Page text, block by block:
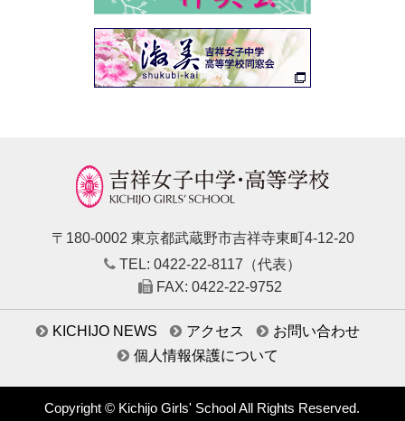
〒180-0002 東京都武蔵野市吉祥寺東町4-12-20
TEL: 0422-22-8117（代表）
FAX: 0422-22-9752
KICHIJO NEWS アクセス
お問い合わせ
個人情報保護について
Copyright © Kichijo Girls' School All Rights Reserved.